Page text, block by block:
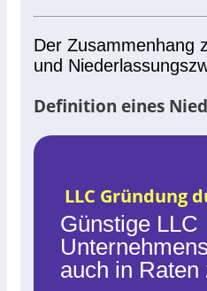
Der Zusammenhang
und
Definition eines
LLC Gründung
Günstige LLC
auch in Raten